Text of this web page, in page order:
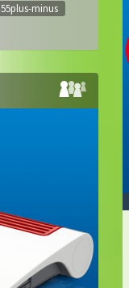
minus